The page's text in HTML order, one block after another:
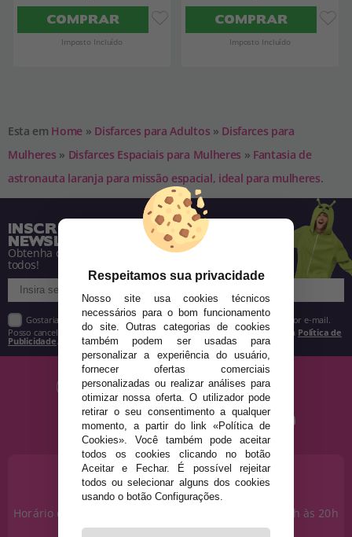
COMPRAR
Imposto Incluído
COMPRAR
Imposto Incluído
Esta em Home » Disfarces para Adultos » Disfarces para
Mulheres » Disfarces Espaciais para Mulheres » Fantasia de
astronauta laranja para missão espacial, ideal para mulheres.
INSCREVA-SE NA NOSSA
NEWSLETTER
Obtenha descontos e saiba de tudo antes de
todos!
Gostaria de receber descontos exclusivos, novidades e tendências por e-mail.
Posso cancelar a inscrição a qualquer momento, conforme estipulado na Política de
Publicidade
PRECISA DE AJUDA?
915 793 695
Horário de segunda a sexta das 10h às 14h e das 17h às 20h
Respeitamos sua privacidade
Nosso site usa cookies técnicos
necessários para o bom funcionamento
do site. Outras categorias de cookies
também podem ser usadas para
personalizar a experiência do usuário,
fornecer ofertas comerciais
personalizadas ou realizar análises para
otimizar nossa oferta. O utilizador pode
retirar o seu consentimento a qualquer
momento, a partir do link «Política de
Cookies». Você também pode aceitar
todos os cookies clicando no botão
Aceitar e Fechar. É possível rejeitar
todos ou selecionar alguns dos cookies
usando o botão Configurações.